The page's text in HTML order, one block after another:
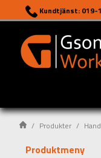
Kundtjänst: 019-
Produkter
Produktmeny